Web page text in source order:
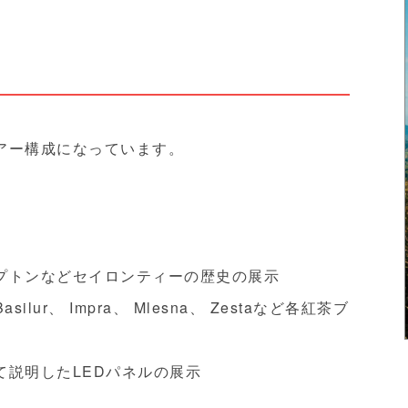
構成になっています。
ンなどセイロンティーの歴史の展示
、 Impra、 Mlesna、 Zestaなど各紅茶ブ
説明したLEDパネルの展示